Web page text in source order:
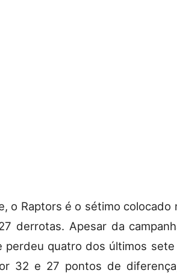
o Raptors é o sétimo
derrotas. Apesar da
perdeu quatro dos últimos
32 e 27 pontos de